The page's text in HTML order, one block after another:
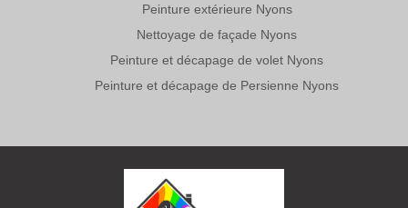
Peinture extérieure Nyons
Nettoyage de façade Nyons
Peinture et décapage de volet Nyons
Peinture et décapage de Persienne Nyons